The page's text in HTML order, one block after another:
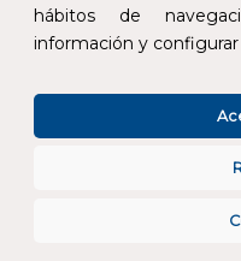
hábitos de
información y
Atención al cliente